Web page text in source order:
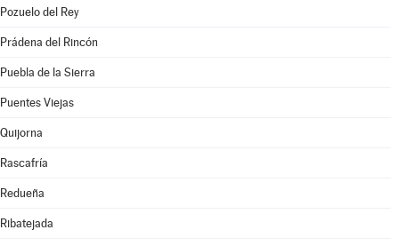
Pozuelo del Rey
Prádena del Rincón
Puebla de la Sierra
Puentes Viejas
Quijorna
Rascafría
Redueña
Ribatejada